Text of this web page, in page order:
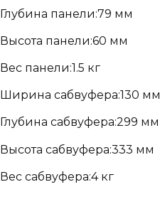
Глубина панели:79 мм
Высота панели:60 мм
Вес панели:1.5 кг
Ширина сабвуфера:130 мм
Глубина сабвуфера:299 мм
Высота сабвуфера:333 мм
Вес сабвуфера:4 кг